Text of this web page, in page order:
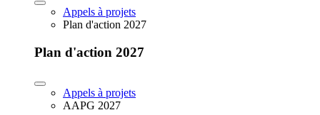
Appels à projets
Plan d'action 2027
Plan d'action 2027
Appels à projets
AAPG 2027